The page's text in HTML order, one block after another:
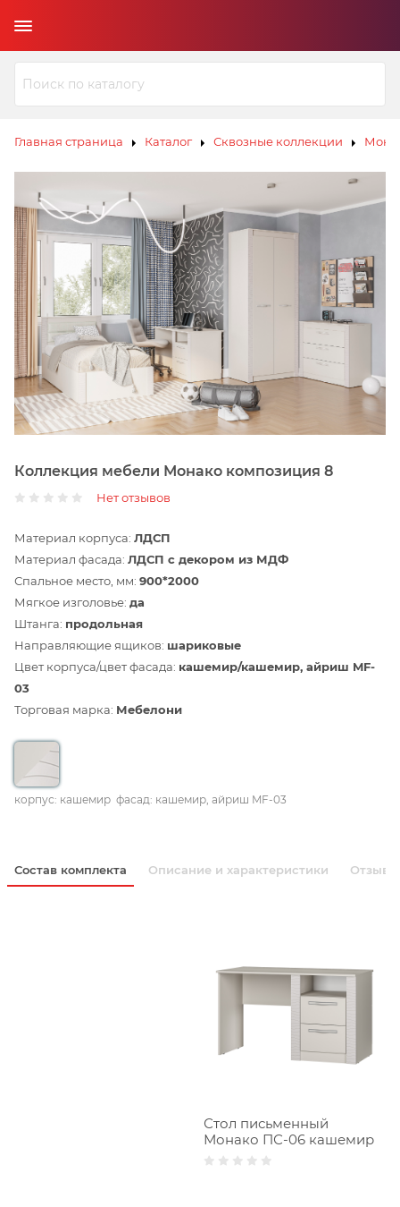
Главная страница Каталог Сквозные коллекции
Коллекция мебели Монако композиция 8
Нет отзывов
Материал корпуса: ЛДСП
Материал фасада: ЛДСП с декором из МДФ
Спальное место, мм: 900*2000
Мягкое изголовье: да
Штанга: продольная
Направляющие ящиков: шариковые
Цвет корпуса/цвет фасада: кашемир/кашемир, айриш MF-
03
Торговая марка: Мебелони
корпус: кашемир фасад: кашемир, айриш MF-03
Состав комплекта Описание и характеристики Отзывы
Стол письменный
Монако ПС-06 кашемир